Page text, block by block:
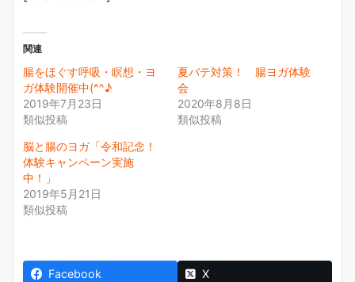
関連
腸をほぐす呼吸・瞑想・ヨ
ガ体験開催中(^^♪
2019年7月23日
類似投稿
夏バテ対策！ 腸ヨガ体験
会
2020年8月8日
類似投稿
脳と腸のヨガ「令和記念！
体験キャンペーン実施
中！」
2019年5月21日
類似投稿
Facebook
X